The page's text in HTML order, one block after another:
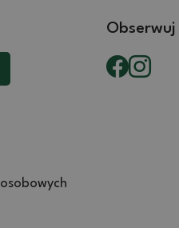
Obserwuj